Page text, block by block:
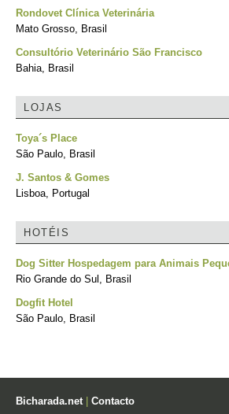
Rondovet Clínica Veterinária
Mato Grosso, Brasil
Consultório Veterinário São Francisco
Bahia, Brasil
LOJAS
Toya´s Place
São Paulo, Brasil
J. Santos & Gomes
Lisboa, Portugal
HOTÉIS
Dog Sitter Hospedagem para Animais
Rio Grande do Sul, Brasil
Dogfit Hotel
São Paulo, Brasil
Bicharada.net| Contacto